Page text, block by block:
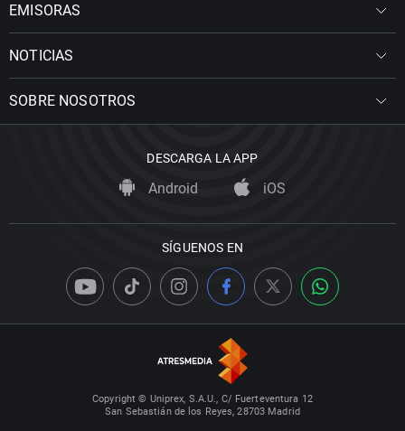
EMISORAS
NOTICIAS
SOBRE NOSOTROS
DESCARGA LA APP
Android iOS
SÍGUENOS EN
Copyright © Uniprex, S.A.U., C/ Fuerteventura 12
San Sebastián de los Reyes, 28703 Madrid